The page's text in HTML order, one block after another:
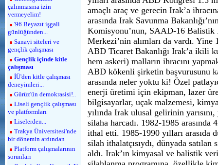
çalınmasına izin
vermeyelim!
'96 Beyazıt işgali
günlüğünden...
Sanayi siteleri ve
gençlik çalışması
Gençlik içinde kitle
çalışması
İÜ'den kitle çalışması
deneyimleri...
Gürüz'ün demokrasisi!..
Liseli gençlik çalışması
ve platformları
Liselerden...
Trakya Üniversitesi'nde
bir dönemin ardından
Platform çalışmalarının
sorunları
amaçlı araç ve gerecin Irak’a
arasında Irak Savunma
Komisyonu’nun, SAAD-16 Balistik
Merkezi’nin alımları da vardı. Yine
ABD Ticaret Bakanlığı Irak’a ikili
hem askeri) malların ihracını
ABD kökenli şirketin başvurusunu
arasında neler yoktu ki! Özel
enerji üretimi için ekipman, lazer
bilgisayarlar, uçak malzemesi,
yılında Irak ulusal gelirinin
silaha harcadı. 1982-1985
ithal etti. 1985-1990 yılları arasıda
silah ithalatçısıydı, dünyada satılan
aldı. Irak’ın kimyasal ve balistik